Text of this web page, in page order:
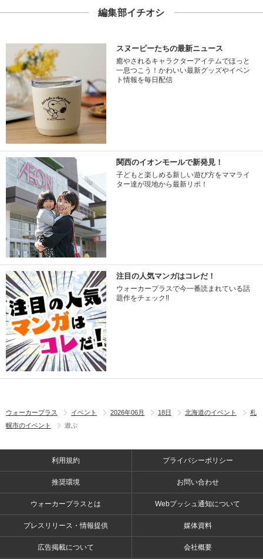
編集部イチオシ
スヌーピーたちの最新ニュース
癒やされるキャラクターアイテムでほっと
一息つこう！かわいい最新グッズやイベン
ト情報を毎日配信
関西のイオンモールで新発見！
子どもと楽しめる新しい遊び方をママライ
ター達が現地から最新リポ！
注目の人気マンガはコレだ！
ウォーカープラスで今一番読まれている話
題作をチェック!!
ウォーカープラス イベント 2026年06月 18日 北海道のイベント
札
幌市のイベント
遊ぶ
利用規約 プライバシーポリシー
推奨環境 お問い合わせ
ウォーカープラスとは Webプッシュ通知について
プレスリリース・情報提供 媒体資料
広告掲載について 会社概要